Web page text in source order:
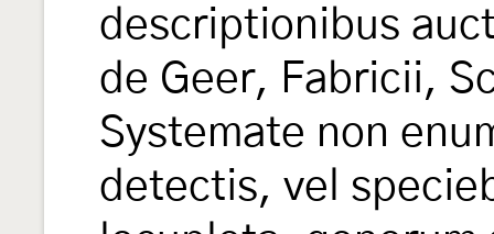
descriptionibus
de Geer, Fabricii,
Systemate non
detectis, vel